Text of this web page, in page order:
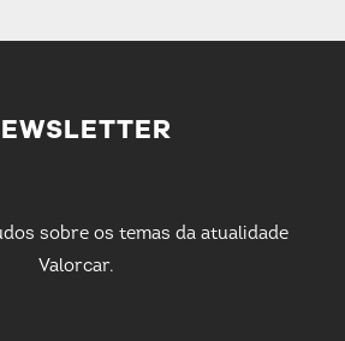
sobre os temas da atualidade
Valorcar.